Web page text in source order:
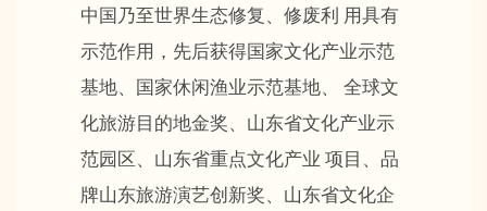
中国乃至世界生态修复、修废利 用具有
示范作用，先后获得国家文化产业示范
基地、国家休闲渔业示范基地、 全球文
化旅游目的地金奖、山东省文化产业示
范园区、山东省重点文化产业 项目、品
牌山东旅游演艺创新奖、山东省文化企